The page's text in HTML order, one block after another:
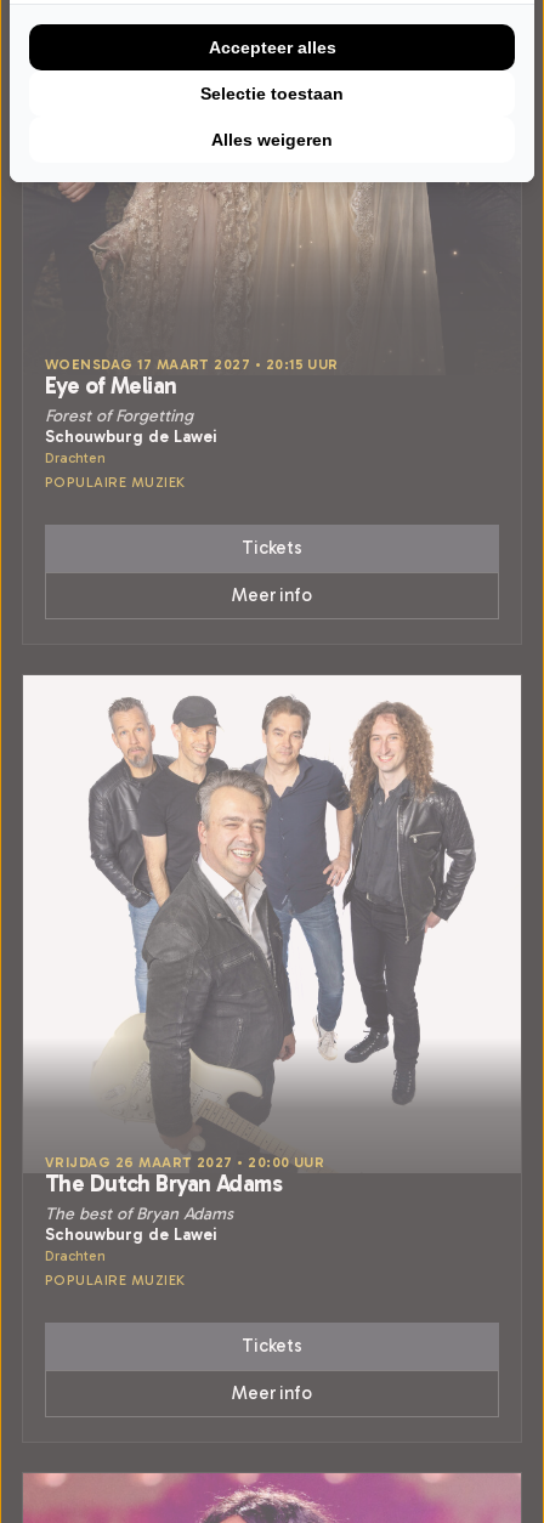
WOENSDAG 17 MAART 2027 • 20:15 UUR
Eye of Melian
Forest of Forgetting
Schouwburg de Lawei
Drachten
POPULAIRE MUZIEK
Tickets
Meer info
VRIJDAG 26 MAART 2027 • 20:00 UUR
The Dutch Bryan Adams
The best of Bryan Adams
Schouwburg de Lawei
Drachten
POPULAIRE MUZIEK
Tickets
Meer info
Alles weigeren
Selectie toestaan
Accepteer alles